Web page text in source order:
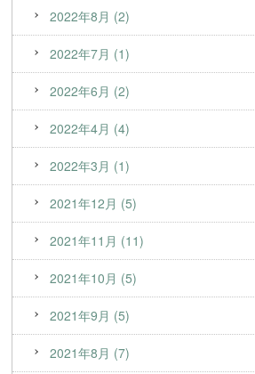
2022年8月 (2)
2022年7月 (1)
2022年6月 (2)
2022年4月 (4)
2022年3月 (1)
2021年12月 (5)
2021年11月 (11)
2021年10月 (5)
2021年9月 (5)
2021年8月 (7)